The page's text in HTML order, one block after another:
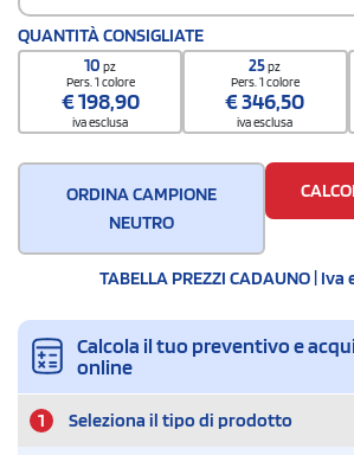
Codice doganale
62052000
QUANTITÀ CONSIGLIATE
10pz
Pers. 1 colore
€198,90
iva esclusa
25pz
Pers. 1 colore
€346,50
iva esclusa
ORDINA CAMPIONE
NEUTRO
TABELLA PREZZI CADAUNO | Iva
Calcola il tuo preventivo e
online
1 Seleziona il tipo di prodotto